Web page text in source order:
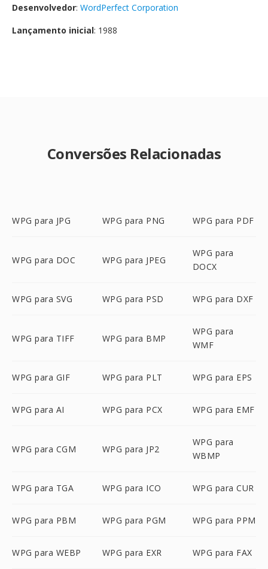
Desenvolvedor: WordPerfect Corporation
Lançamento inicial: 1988
Conversões Relacionadas
WPG para JPG WPG para PNG WPG para PDF
WPG para DOC WPG para JPEG
WPG para
DOCX
WPG para SVG WPG para PSD WPG para DXF
WPG para TIFF WPG para BMP
WPG para
WMF
WPG para GIF WPG para PLT WPG para EPS
WPG para AI WPG para PCX WPG para EMF
WPG para CGM WPG para JP2
WPG para
WBMP
WPG para TGA WPG para ICO WPG para CUR
WPG para PBM WPG para PGM WPG para PPM
WPG para WEBP WPG para EXR WPG para FAX